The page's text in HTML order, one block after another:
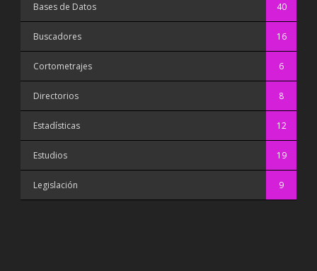
Bases de Datos 40
Buscadores 16
Cortometrajes 6
Directorios 8
Estadísticas 12
Estudios 19
Legislación 9